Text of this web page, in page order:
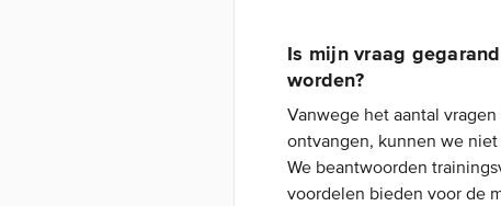
Is mijn vraag
worden?
Vanwege het aantal
ontvangen, kunnen we
We beantwoorden
voordelen bieden voor de